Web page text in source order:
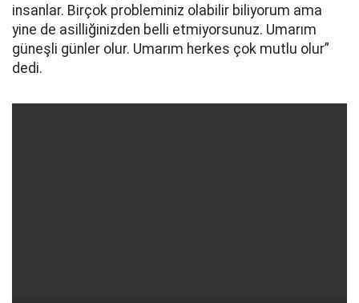
insanlar. Birçok probleminiz olabilir biliyorum ama
yine de asilliğinizden belli etmiyorsunuz. Umarım
güneşli günler olur. Umarım herkes çok mutlu olur”
dedi.